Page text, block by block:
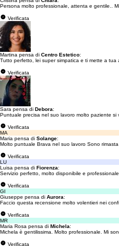
Persona molto professionale, attenta e gentile..
Verificata
Martina pensa di Centro Estetico:
Tutto perfetto, lei super simpatica e ti mette a
Verificata
Sara pensa di Debora:
Puntuale precisa nel suo lavoro molto paziente
Verificata
MA
Maria pensa di Solange:
Molto puntuale Brava nel suo lavoro Sono
Verificata
LU
Luisa pensa di Fiorenza:
Servizio perfetto, molto disponibile e
Verificata
GI
Giuseppe pensa di Aurora:
Faccio questa recensione molto volentieri nei
Verificata
MR
Maria Rosa pensa di Michela:
Michela è gentilissima. Molto professionale. Mi
Verificata